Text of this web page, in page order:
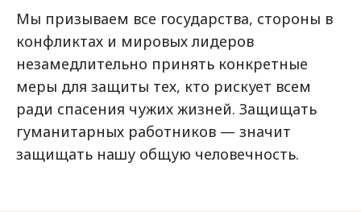
Мы призываем все государства, стороны в
конфликтах и мировых лидеров
незамедлительно принять конкретные
меры для защиты тех, кто рискует всем
ради спасения чужих жизней. Защищать
гуманитарных работников — значит
защищать нашу общую человечность.